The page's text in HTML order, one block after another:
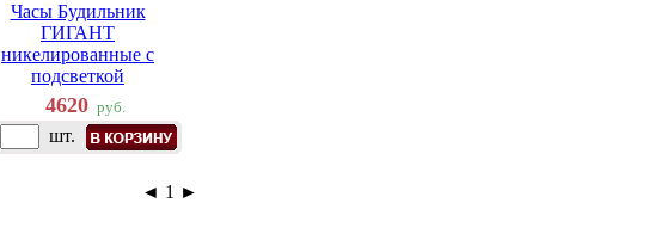
Часы Будильник
ГИГАНТ
никелированные с
подсветкой
4620 руб.
шт.
◄ 1 ►